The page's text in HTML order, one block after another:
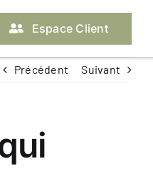
Espace Client
Précédent Suivant